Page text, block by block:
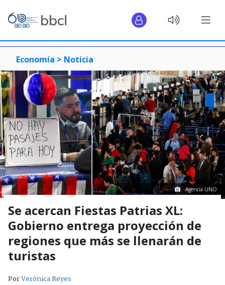
Economía > Noticia
Agencia UNO
Se acercan Fiestas Patrias XL:
Gobierno entrega proyección de
regiones que más se llenarán de
turistas
PorVerónica Reyes